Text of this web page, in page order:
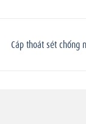
Cáp thoát sét chống